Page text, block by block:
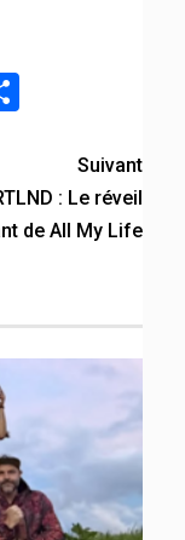
Suivant
: Le réveil
de All My Life